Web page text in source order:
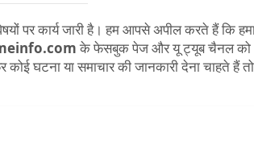
पर कार्य जारी है। हम आपसे अपील करते हैं कि
के फेसबुक पेज और यू ट्यूब चैनल को
घटना या समाचार की जानकारी देना चाहते हैं तो